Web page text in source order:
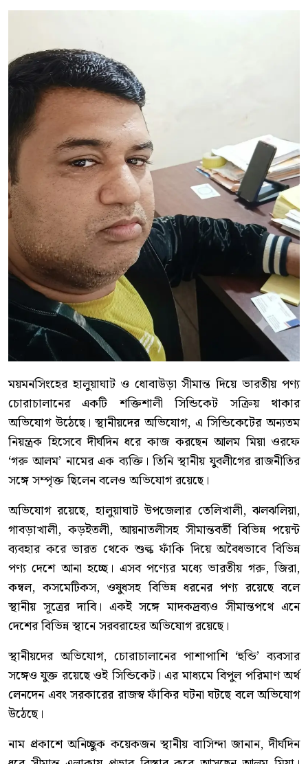
ময়মনসিংহের হালুয়াঘাট ও ধোবাউড়া সীমান্ত দিয়ে ভারতীয় পণ্য
চোরাচালানের একটি শক্তিশালী সিন্ডিকেট সক্রিয় থাকার
অভিযোগ উঠেছে। স্থানীয়দের অভিযোগ, এ সিন্ডিকেটের অন্যতম
নিয়ন্ত্রক হিসেবে দীর্ঘদিন ধরে কাজ করছেন আলম মিয়া ওরফে
‘গরু আলম’ নামের এক ব্যক্তি। তিনি স্থানীয় যুবলীগের রাজনীতির
সঙ্গে সম্পৃক্ত ছিলেন বলেও অভিযোগ রয়েছে।
অভিযোগ রয়েছে, হালুয়াঘাট উপজেলার তেলিখালী, ঝলঝলিয়া,
গাবড়াখালী, কড়ইতলী, আয়নাতলীসহ সীমান্তবর্তী বিভিন্ন পয়েন্ট
ব্যবহার করে ভারত থেকে শুল্ক ফাঁকি দিয়ে অবৈধভাবে বিভিন্ন
পণ্য দেশে আনা হচ্ছে। এসব পণ্যের মধ্যে ভারতীয় গরু, জিরা,
কম্বল, কসমেটিকস, ওষুধসহ বিভিন্ন ধরনের পণ্য রয়েছে বলে
স্থানীয় সূত্রের দাবি। একই সঙ্গে মাদকদ্রব্যও সীমান্তপথে এনে
দেশের বিভিন্ন স্থানে সরবরাহের অভিযোগ রয়েছে।
স্থানীয়দের অভিযোগ, চোরাচালানের পাশাপাশি ‘হুন্ডি’ ব্যবসার
সঙ্গেও যুক্ত রয়েছে ওই সিন্ডিকেট। এর মাধ্যমে বিপুল পরিমাণ অর্থ
লেনদেন এবং সরকারের রাজস্ব ফাঁকির ঘটনা ঘটছে বলে অভিযোগ
উঠেছে।
নাম প্রকাশে অনিচ্ছুক কয়েকজন স্থানীয় বাসিন্দা জানান, দীর্ঘদিন